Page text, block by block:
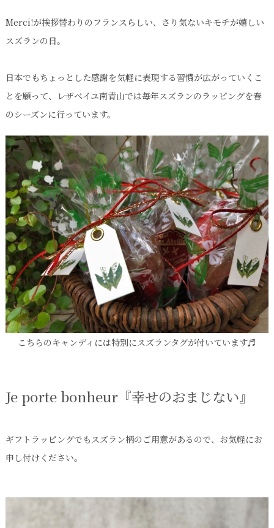
Merci!が挨拶替わりのフランスらしい、さり気ないキモチが嬉しい
スズランの日。
日本でもちょっとした感謝を気軽に表現する習慣が広がっていくこ
とを願って、レザベイユ南青山では毎年スズランのラッピングを春
のシーズンに行っています。
こちらのキャンディには特別にスズランタグが付いています♬
Je porte bonheur『幸せのおまじない』
ギフトラッピングでもスズラン柄のご用意があるので、お気軽にお
申し付けください。